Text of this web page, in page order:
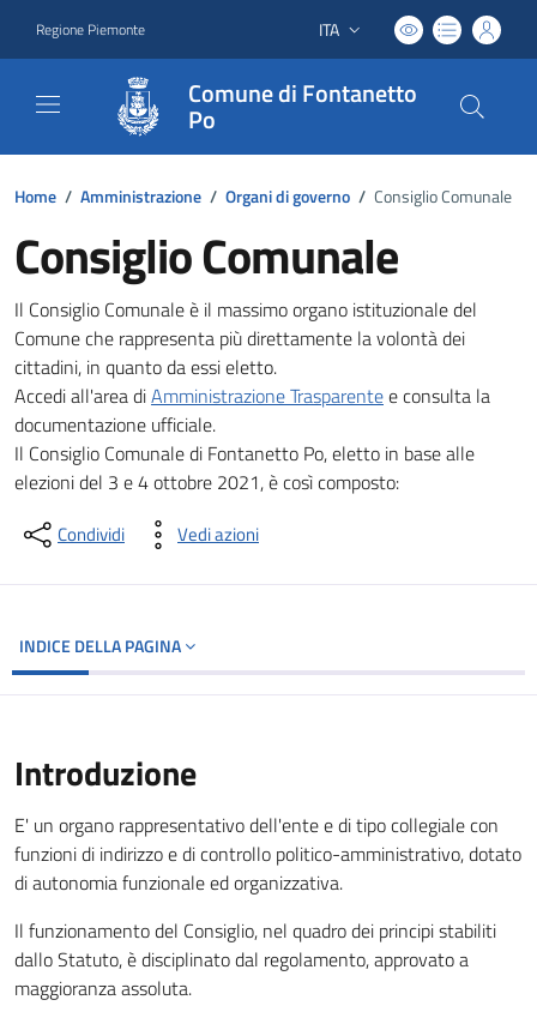
Regione Piemonte Lingua attiva:
ITA
Comune di Fontanetto
Po
Home / Amministrazione / Organi di governo / Consiglio Comunale
Consiglio Comunale
Consiglio Comunale
Il Consiglio Comunale è il massimo organo istituzionale del
Comune che rappresenta più direttamente la volontà dei
cittadini, in quanto da essi eletto.
Accedi all'area diAmministrazione Trasparentee consulta la
documentazione ufficiale.
Il Consiglio Comunale di Fontanetto Po, eletto in base alle
elezioni del 3 e 4 ottobre 2021, è così composto:
Condividi Vedi azioni
INDICE DELLA PAGINA
Introduzione
E' un organo rappresentativo dell'ente e di tipo collegiale con
funzioni di indirizzo e di controllo politico-amministrativo, dotato
di autonomia funzionale ed organizzativa.
Il funzionamento del Consiglio, nel quadro dei principi stabiliti
dallo Statuto, è disciplinato dal regolamento, approvato a
maggioranza assoluta.